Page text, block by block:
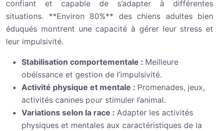
confiant et capable de s’adapter à différentes
situations. **Environ 80%** des chiens adultes bien
éduqués montrent une capacité à gérer leur stress et
leur impulsivité.
Stabilisation comportementale : Meilleure
obéissance et gestion de l’impulsivité.
Activité physique et mentale : Promenades, jeux,
activités canines pour stimuler l’animal.
Variations selon la race : Adapter les activités
physiques et mentales aux caractéristiques de la